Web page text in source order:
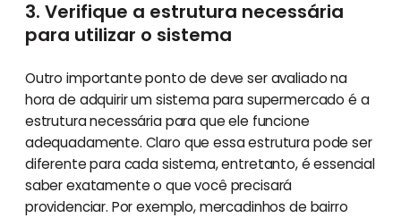
3. Verifique a estrutura necessária
para utilizar o sistema
Outro importante ponto de deve ser avaliado na
hora de adquirir um sistema para supermercado é a
estrutura necessária para que ele funcione
adequadamente. Claro que essa estrutura pode ser
diferente para cada sistema, entretanto, é essencial
saber exatamente o que você precisará
providenciar. Por exemplo, mercadinhos de bairro